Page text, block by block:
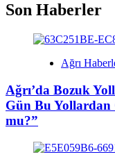
Son Haberler
Ağrı
Ağrı’da Bozuk
Gün Bu Yollardan
mu?”